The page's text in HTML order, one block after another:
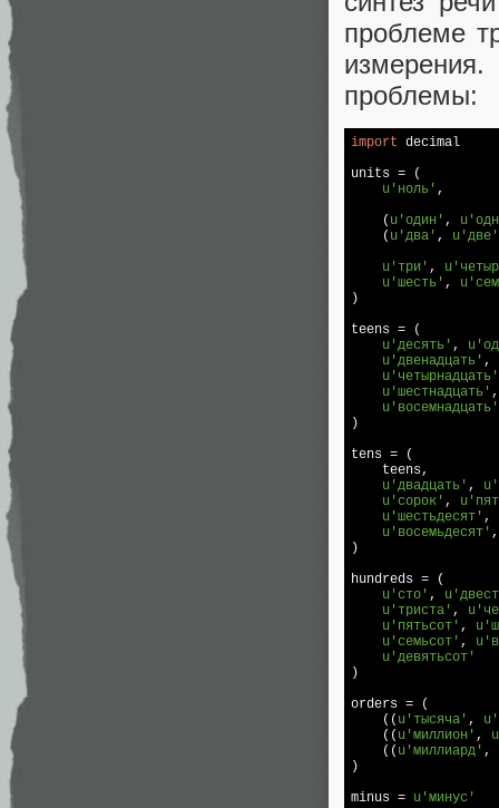
проблеме
проблемы:
import decimal
units = (
u'ноль' ,
    (
u'один' ,
    (
u'два' , u'две'
u'три' ,
u'шесть' ,
)
teens = (
u'десять' ,
u'двенадцать' ,
u'четырнадцать'
u'шестнадцать'
u'восемнадцать'
)
tens = (
    teens,
u'двадцать' ,
u'сорок' ,
u'шестьдесят' ,
u'восемьдесят'
)
hundreds = (
u'сто' ,
u'триста' ,
u'пятьсот' ,
u'семьсот' ,
u'девятьсот'
)
orders = (
    ((
u'тысяча' ,
    ((
u'миллион' ,
    ((
u'миллиард' ,
)
minus = u'минус'